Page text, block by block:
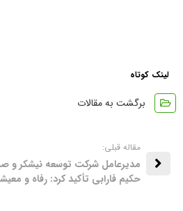
لینک کوتاه
برگشت به مقالات
مقاله قبلی:
مدیرعامل شرکت توسعه نیشکر و
حکیم فارابی تأکید کرد: رفاه و